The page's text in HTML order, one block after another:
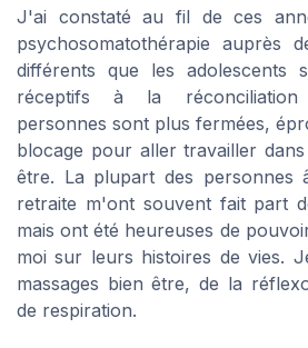
J'ai constaté au fil de ces
psychosomatothérapie auprès
différents que les adolescents
réceptifs à la réconciliation
personnes sont plus fermées,
blocage pour aller travailler
être. La plupart des personnes
retraite m'ont souvent fait part
mais ont été heureuses de
moi sur leurs histoires de vies.
massages bien être, de la
de respiration.